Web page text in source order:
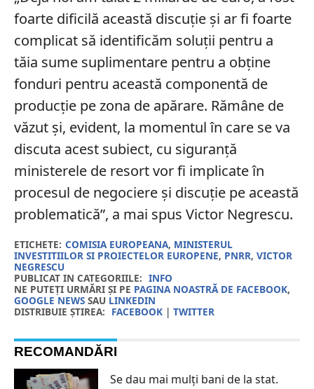
foarte dificilă această discuţie şi ar fi foarte
complicat să identificăm soluţii pentru a
tăia sume suplimentare pentru a obţine
fonduri pentru această componentă de
producţie pe zona de apărare. Rămâne de
văzut şi, evident, la momentul în care se va
discuta acest subiect, cu siguranţă
ministerele de resort vor fi implicate în
procesul de negociere şi discuţie pe această
problematică”, a mai spus Victor Negrescu.
ETICHETE: COMISIA EUROPEANA, MINISTERUL
INVESTITIILOR SI PROIECTELOR EUROPENE, PNRR, VICTOR
NEGRESCU
PUBLICAT IN CATEGORIILE: INFO
NE PUTEȚI URMĂRI ȘI PE PAGINA NOASTRĂ DE FACEBOOK,
GOOGLE NEWSSAU LINKEDIN
DISTRIBUIE ȘTIREA: FACEBOOK| TWITTER
RECOMANDĂRI
Se dau mai mulți bani de la stat.